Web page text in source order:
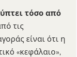
τόσο από
τις
είναι ότι η
«κεφάλαιο»,